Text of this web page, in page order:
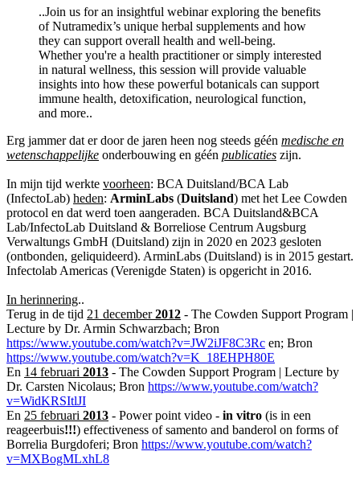
..Join us for an insightful webinar exploring the benefits
of Nutramedix’s unique herbal supplements and how
they can support overall health and well-being.
Whether you're a health practitioner or simply interested
in natural wellness, this session will provide valuable
insights into how these powerful botanicals can support
immune health, detoxification, neurological function,
and more..
Erg jammer dat er door de jaren heen nog steeds géén medische en
wetenschappelijke onderbouwing en géén publicaties zijn.
In mijn tijd werkte voorheen: BCA Duitsland/BCA Lab
(InfectoLab) heden: ArminLabs (Duitsland) met het Lee Cowden
protocol en dat werd toen aangeraden. BCA Duitsland&BCA
Lab/InfectoLab Duitsland & Borreliose Centrum Augsburg
Verwaltungs GmbH (Duitsland) zijn in 2020 en 2023 gesloten
(ontbonden, geliquideerd). ArminLabs (Duitsland) is in 2015 gestart.
Infectolab Americas (Verenigde Staten) is opgericht in 2016.
In herinnering..
Terug in de tijd 21 december2012 - The Cowden Support Program |
Lecture by Dr. Armin Schwarzbach; Bron
https://www.youtube.com/watch?v=JW2iJF8C3Rc en; Bron
https://www.youtube.com/watch?v=K_18EHPH80E
En 14 februari 2013 - The Cowden Support Program | Lecture by
Dr. Carsten Nicolaus; Bron https://www.youtube.com/watch?
v=WidKRSItlJI
En 25 februari 2013 - Power point video - in vitro (is in een
reageerbuis!!!) effectiveness of samento and banderol on forms of
Borrelia Burgdoferi; Bron https://www.youtube.com/watch?
v=MXBogMLxhL8